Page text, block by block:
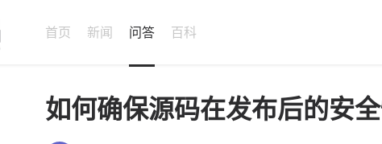
首页 新闻 问答 百科
如何确保源码在发布后的安